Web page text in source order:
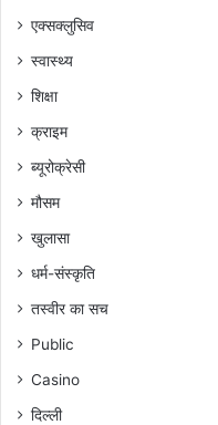
एक्सक्लुसिव
स्वास्थ्य
शिक्षा
क्राइम
ब्यूरोक्रेसी
मौसम
खुलासा
धर्म-संस्कृति
तस्वीर का सच
Public
Casino
दिल्ली